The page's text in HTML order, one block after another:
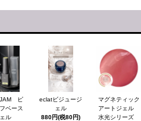
JAM ピ
ベース
ル
eclatビジュージ
ェル
880円(税80円)
マグネティック
アートジェル
水光シリーズ